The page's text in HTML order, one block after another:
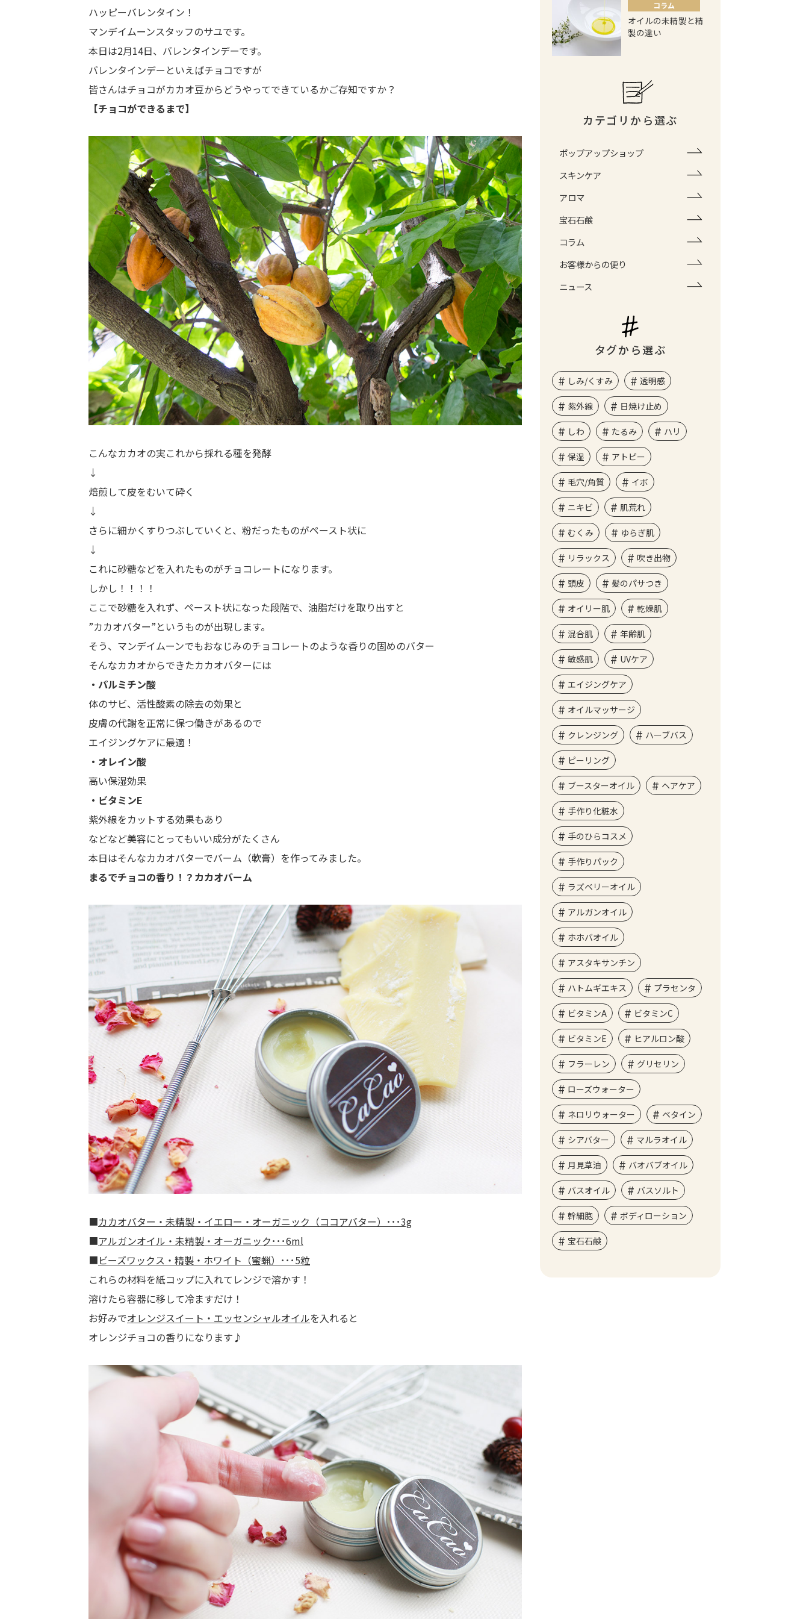
ハッピーバレンタイン！
マンデイムーンスタッフのサユです。
本日は2月14日、バレンタインデーです。
バレンタインデーといえばチョコですが
皆さんはチョコがカカオ豆からどうやってできているかご存知ですか？
【チョコができるまで】
こんなカカオの実これから採れる種を発酵
↓
焙煎して皮をむいて砕く
↓
さらに細かくすりつぶしていくと、粉だったものがペースト状に
↓
これに砂糖などを入れたものがチョコレートになります。
しかし！！！！
ここで砂糖を入れず、ペースト状になった段階で、油脂だけを取り出すと
”カカオバター”というものが出現します。
そう、マンデイムーンでもおなじみのチョコレートのような香りの固めのバター
そんなカカオからできたカカオバターには
・パルミチン酸
体のサビ、活性酸素の除去の効果と
皮膚の代謝を正常に保つ働きがあるので
エイジングケアに最適！
・オレイン酸
高い保湿効果
・ビタミンE
紫外線をカットする効果もあり
などなど美容にとってもいい成分がたくさん
本日はそんなカカオバターでバーム（軟膏）を作ってみました。
まるでチョコの香り！？カカオバーム
■カカオバター・未精製・イエロー・オーガニック（ココアバター）･･･3g
■アルガンオイル・未精製・オーガニック･･･6ml
■ビーズワックス・精製・ホワイト（蜜蝋）･･･5粒
これらの材料を紙コップに入れてレンジで溶かす！
溶けたら容器に移して冷ますだけ！
お好みでオレンジスイート・エッセンシャルオイルを入れると
オレンジチョコの香りになります♪
コラム
オイルの未精製と精
製の違い
カテゴリから選ぶ
ポップアップショップ
スキンケア
アロマ
宝石石鹸
コラム
お客様からの便り
ニュース
タグから選ぶ
しみ/くすみ 透明感
紫外線 日焼け止め
しわ たるみ ハリ
保湿 アトピー
毛穴/角質 イボ
ニキビ 肌荒れ
むくみ ゆらぎ肌
リラックス 吹き出物
頭皮 髪のパサつき
オイリー肌 乾燥肌
混合肌 年齢肌
敏感肌 UVケア
エイジングケア
オイルマッサージ
クレンジング ハーブバス
ピーリング
ブースターオイル ヘアケア
手作り化粧水
手のひらコスメ
手作りパック
ラズベリーオイル
アルガンオイル
ホホバオイル
アスタキサンチン
ハトムギエキス プラセンタ
ビタミンA ビタミンC
ビタミンE ヒアルロン酸
フラーレン グリセリン
ローズウォーター
ネロリウォーター ベタイン
シアバター マルラオイル
月見草油 バオバブオイル
バスオイル バスソルト
幹細胞 ボディローション
宝石石鹸